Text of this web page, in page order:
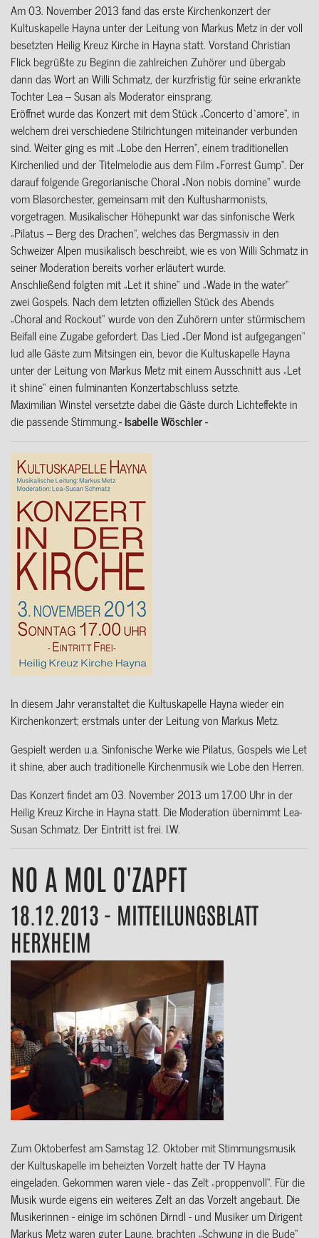
Am 03. November 2013 fand das erste Kirchenkonzert der
Kultuskapelle Hayna unter der Leitung von Markus Metz in der voll
besetzten Heilig Kreuz Kirche in Hayna statt. Vorstand Christian
Flick begrüßte zu Beginn die zahlreichen Zuhörer und übergab
dann das Wort an Willi Schmatz, der kurzfristig für seine erkrankte
Tochter Lea – Susan als Moderator einsprang.
Eröffnet wurde das Konzert mit dem Stück „Concerto d`amore“, in
welchem drei verschiedene Stilrichtungen miteinander verbunden
sind. Weiter ging es mit „Lobe den Herren“, einem traditionellen
Kirchenlied und der Titelmelodie aus dem Film „Forrest Gump“. Der
darauf folgende Gregorianische Choral „Non nobis domine“ wurde
vom Blasorchester, gemeinsam mit den Kultusharmonists,
vorgetragen. Musikalischer Höhepunkt war das sinfonische Werk
„Pilatus – Berg des Drachen“, welches das Bergmassiv in den
Schweizer Alpen musikalisch beschreibt, wie es von Willi Schmatz in
seiner Moderation bereits vorher erläutert wurde.
Anschließend folgten mit „Let it shine“ und „Wade in the water“
zwei Gospels. Nach dem letzten offiziellen Stück des Abends
„Choral and Rockout“ wurde von den Zuhörern unter stürmischem
Beifall eine Zugabe gefordert. Das Lied „Der Mond ist aufgegangen“
lud alle Gäste zum Mitsingen ein, bevor die Kultuskapelle Hayna
unter der Leitung von Markus Metz mit einem Ausschnitt aus „Let
it shine“ einen fulminanten Konzertabschluss setzte.
Maximilian Winstel versetzte dabei die Gäste durch Lichteffekte in
die passende Stimmung.- Isabelle Wöschler -
In diesem Jahr veranstaltet die Kultuskapelle Hayna wieder ein
Kirchenkonzert; erstmals unter der Leitung von Markus Metz.
Gespielt werden u.a. Sinfonische Werke wie Pilatus, Gospels wie Let
it shine, aber auch traditionelle Kirchenmusik wie Lobe den Herren.
Das Konzert findet am 03. November 2013 um 17.00 Uhr in der
Heilig Kreuz Kirche in Hayna statt. Die Moderation übernimmt Lea-
Susan Schmatz. Der Eintritt ist frei. I.W.
NO A MOL O'ZAPFT
18.12.2013 - MITTEILUNGSBLATT
HERXHEIM
Zum Oktoberfest am Samstag 12. Oktober mit Stimmungsmusik
der Kultuskapelle im beheizten Vorzelt hatte der TV Hayna
eingeladen. Gekommen waren viele - das Zelt „proppenvoll“. Für die
Musik wurde eigens ein weiteres Zelt an das Vorzelt angebaut. Die
Musikerinnen - einige im schönen Dirndl - und Musiker um Dirigent
Markus Metz waren guter Laune, brachten „Schwung in die Bude“